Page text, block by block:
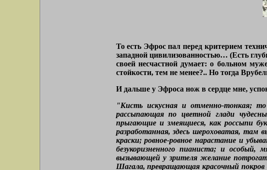
То есть Эфрос пал перед критерием
западной цивилизованностью… (Есть
своей несчастной думает: о больном
стойкости, тем не менее?.. Но тогда
И дальше у Эфроса нож в сердце мне,
"Кисть искусная и отменно-тонкая;
рассыпающая по цветной глади
прыгающие и змеящиеся, как россыпи
разработанная, здесь шероховатая,
краски; ровное-ровное нарастание и
безукоризненного пианиста; и
вызывающей у зрителя желание
Шагала, превращающая красочный покров